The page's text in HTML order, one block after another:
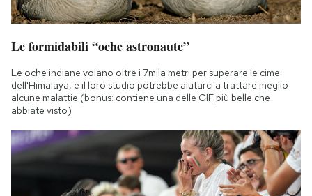
Le formidabili “oche astronaute”
Le oche indiane volano oltre i 7mila metri per superare le cime
dell'Himalaya, e il loro studio potrebbe aiutarci a trattare meglio
alcune malattie (bonus: contiene una delle GIF più belle che
abbiate visto)